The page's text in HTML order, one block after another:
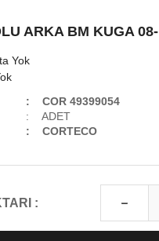
ARKA BM KUGA 08-
Yok
COR 49399054
ADET
CORTECO
: